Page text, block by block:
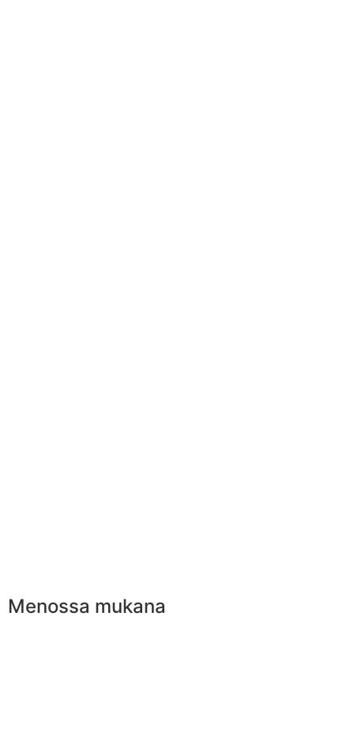
Menossa mukana